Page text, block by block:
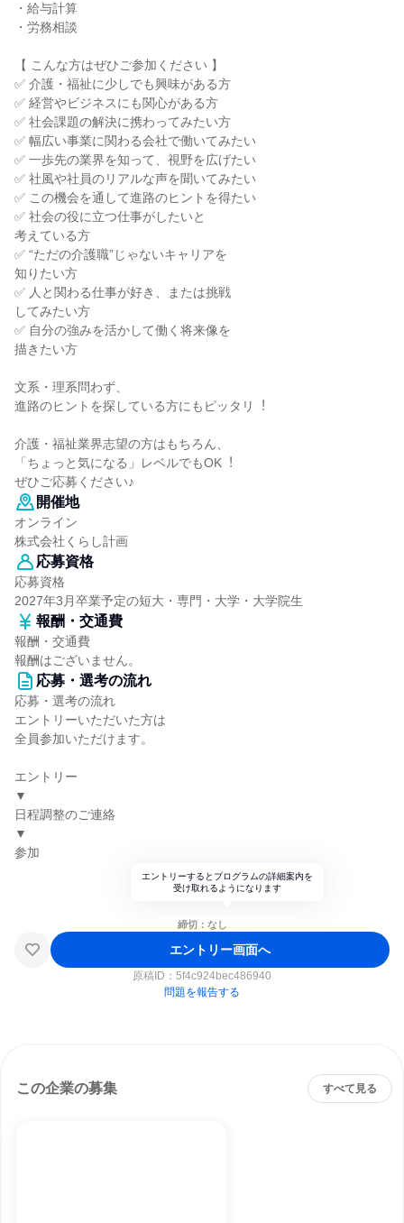
・給与計算
・労務相談
【 こんな方はぜひご参加ください 】
✅ 介護・福祉に少しでも興味がある方
✅ 経営やビジネスにも関心がある方
✅ 社会課題の解決に携わってみたい方
✅ 幅広い事業に関わる会社で働いてみたい
✅ 一歩先の業界を知って、視野を広げたい
✅ 社風や社員のリアルな声を聞いてみたい
✅ この機会を通して進路のヒントを得たい
✅ 社会の役に立つ仕事がしたいと
考えている方
✅ “ただの介護職”じゃないキャリアを
知りたい方
✅ 人と関わる仕事が好き、または挑戦
してみたい方
✅ 自分の強みを活かして働く将来像を
描きたい方
文系・理系問わず、
進路のヒントを探している方にもピッタリ︕
介護・福祉業界志望の方はもちろん、
「ちょっと気になる」レベルでもOK︕
ぜひご応募ください♪
開催地
オンライン
株式会社くらし計画
応募資格
応募資格
2027年3月卒業予定の短大・専門・大学・大学院生
報酬・交通費
報酬・交通費
報酬はございません。
応募・選考の流れ
応募・選考の流れ
エントリーいただいた方は
全員参加いただけます。
エントリー
▼
日程調整のご連絡
▼
参加
エントリーするとプログラムの詳細案内を
受け取れるようになります
締切：なし
エントリー画面へ
原稿ID： 5f4c924bec486940
問題を報告する
この企業の募集 すべて見る